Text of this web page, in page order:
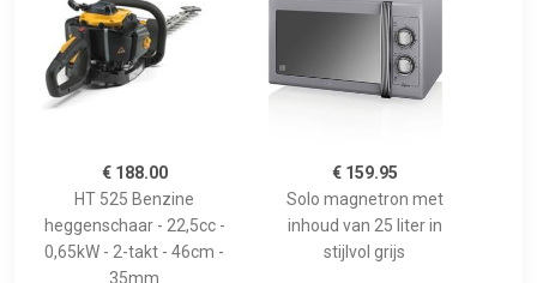
€ 188.00
HT 525 Benzine
heggenschaar - 22,5cc -
0,65kW - 2-takt - 46cm -
35mm
€ 159.95
Solo magnetron met
inhoud van 25 liter in
stijlvol grijs